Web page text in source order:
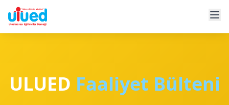
ULUED Faaliyet Bülteni